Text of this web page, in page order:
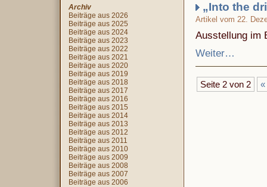
„Into the
Artikel vom 22.
Ausstellung im
Weiter…
Seite 2 von 2 «
Archiv
Beiträge aus 2026
Beiträge aus 2025
Beiträge aus 2024
Beiträge aus 2023
Beiträge aus 2022
Beiträge aus 2021
Beiträge aus 2020
Beiträge aus 2019
Beiträge aus 2018
Beiträge aus 2017
Beiträge aus 2016
Beiträge aus 2015
Beiträge aus 2014
Beiträge aus 2013
Beiträge aus 2012
Beiträge aus 2011
Beiträge aus 2010
Beiträge aus 2009
Beiträge aus 2008
Beiträge aus 2007
Beiträge aus 2006